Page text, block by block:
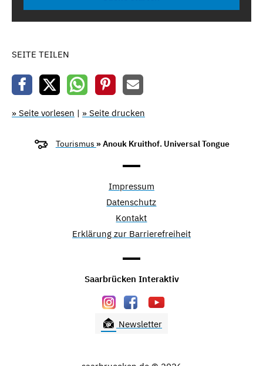
SEITE TEILEN
» Seite vorlesen | » Seite drucken
Tourismus » Anouk Kruithof. Universal Tongue
Impressum
Datenschutz
Kontakt
Erklärung zur Barrierefreiheit
Saarbrücken Interaktiv
Newsletter